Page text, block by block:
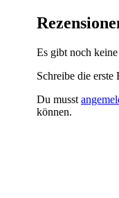
Es gibt noch
Schreibe die
Du musst
können.